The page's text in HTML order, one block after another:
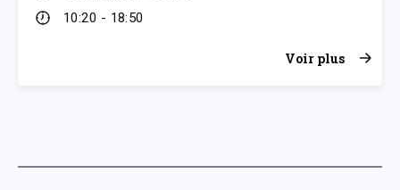
10:20 - 18:50
Voir plus